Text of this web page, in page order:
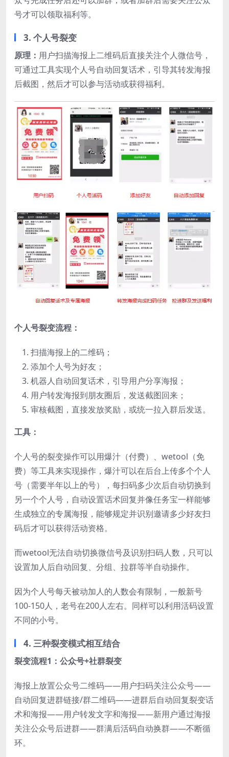
号才可以领取福利等。
3. 个人号裂变
原理： 用户扫描海报上二维码后直接关注个人微信号，
可通过工具实现个人号自动回复话术，引导其转发海报
后截图，然后才可以参与活动或获得福利。
个人号裂变流程：
扫描海报上的二维码；
添加个人号为好友；
机器人自动回复话术，引导用户分享海报；
用户转发海报到朋友圈后，发送截图回来；
审核截图，直接发放奖励，或统一拉入群后发送。
工具：
个人号的裂变操作可以用爆汁（付费）、wetool（免
费）等工具来实现操作，爆汁可以在后台上传多个个人
号（需要半年以上的号），每扫码多少次后自动切换到
另一个个人号，自动设置话术回复并像任务宝一样能够
生成独立的专属海报，能够规定并识别邀请多少好友扫
码后才可以获得活动资格。
而wetool无法自动切换微信号及识别扫码人数，只可以
设置加人后自动回复、分组、拉群等半自动操作。
因为个人号每天被动加人的人数会有限制，一般新号
100-150人，老号在200人左右。同样可以利用活码设置
不同的小号。
4. 三种裂变模式相互结合
裂变流程1：公众号+社群裂变
海报上放置公众号二维码——用户扫码关注公众号——
自动回复进群链接/群二维码——进群后自动回复裂变话
术和海报——用户转发文字和海报——新用户通过海报
关注公众号后进群——群满后活码自动换群——不断循
环。